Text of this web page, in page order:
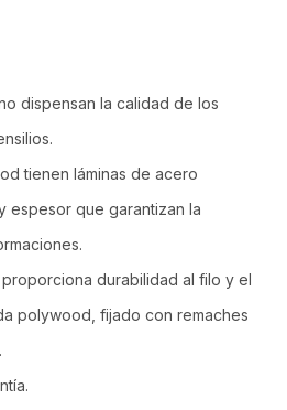
dispensan la calidad de los
tienen láminas de acero
espesor que garantizan la
durabilidad al filo y el
polywood, fijado con remaches